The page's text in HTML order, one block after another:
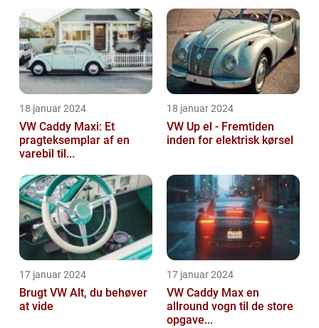
18 januar 2024
VW Caddy Maxi: Et
pragteksemplar af en
varebil til...
18 januar 2024
VW Up el - Fremtiden
inden for elektrisk kørsel
17 januar 2024
Brugt VW Alt, du behøver
at vide
17 januar 2024
VW Caddy Max en
allround vogn til de store
opgave...